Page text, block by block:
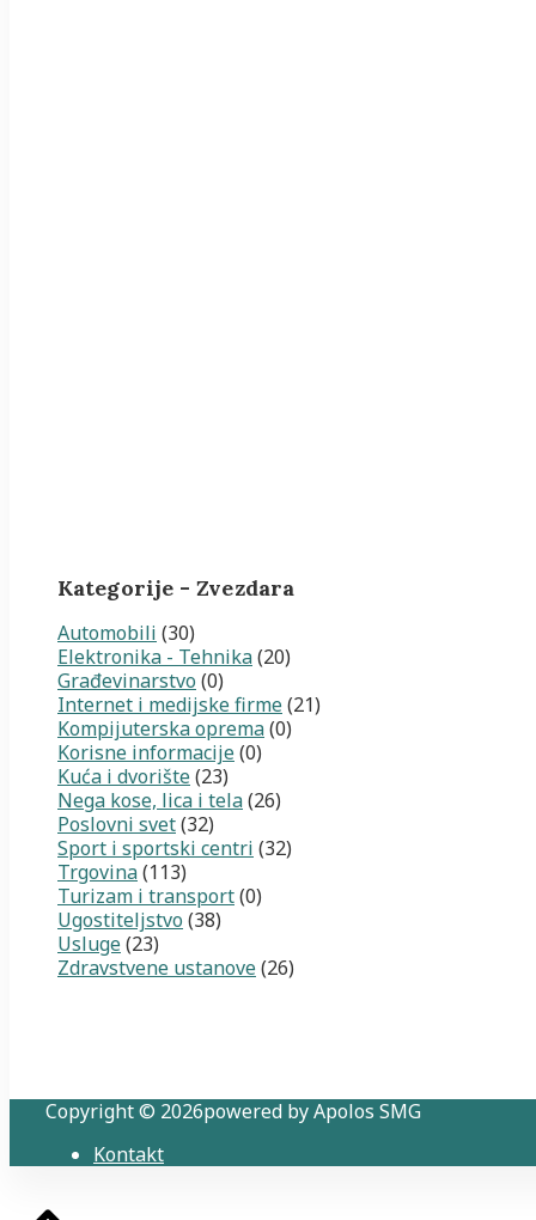
Kategorije - Zvezdara
Automobili (30)
Elektronika - Tehnika(20)
Građevinarstvo (0)
Internet i medijske firme(21)
Kompijuterska oprema(0)
Korisne informacije(0)
Kuća i dvorište(23)
Nega kose, lica i tela(26)
Poslovni svet(32)
Sport i sportski centri (32)
Trgovina(113)
Turizam i transport(0)
Ugostiteljstvo (38)
Usluge(23)
Zdravstvene ustanove(26)
Copyright © 2026powered by Apolos SMG
Kontakt